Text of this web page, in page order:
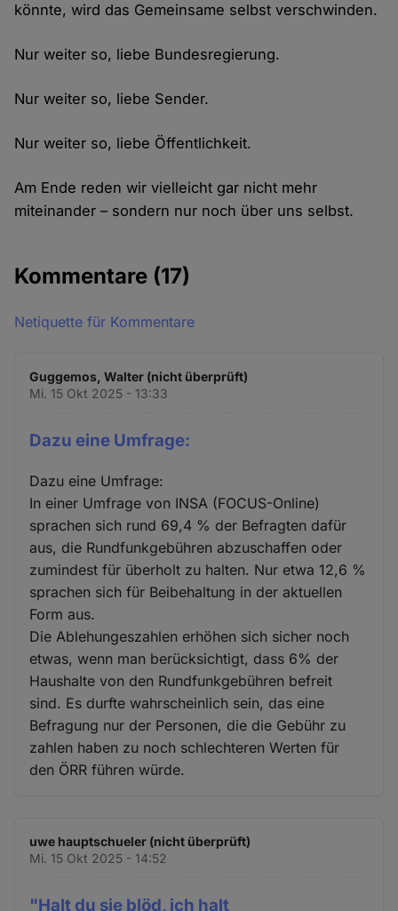
könnte, wird das Gemeinsame selbst verschwinden.
Nur weiter so, liebe Bundesregierung.
Nur weiter so, liebe Sender.
Nur weiter so, liebe Öffentlichkeit.
Am Ende reden wir vielleicht gar nicht mehr
miteinander – sondern nur noch über uns selbst.
Kommentare (17)
Netiquette für Kommentare
Guggemos, Walter (nicht überprüft)
Mi. 15 Okt 2025 - 13:33
Dazu eine Umfrage:
Dazu eine Umfrage:
In einer Umfrage von INSA (FOCUS-Online)
sprachen sich rund 69,4 % der Befragten dafür
aus, die Rundfunkgebühren abzuschaffen oder
zumindest für überholt zu halten. Nur etwa 12,6 %
sprachen sich für Beibehaltung in der aktuellen
Form aus.
Die Ablehungeszahlen erhöhen sich sicher noch
etwas, wenn man berücksichtigt, dass 6% der
Haushalte von den Rundfunkgebühren befreit
sind. Es durfte wahrscheinlich sein, das eine
Befragung nur der Personen, die die Gebühr zu
zahlen haben zu noch schlechteren Werten für
den ÖRR führen würde.
uwe hauptschueler (nicht überprüft)
Mi. 15 Okt 2025 - 14:52
"Halt du sie blöd, ich halt